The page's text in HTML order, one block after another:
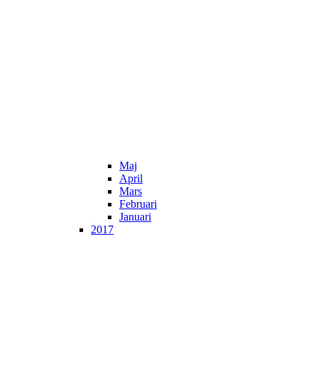
Maj
April
Mars
Februari
Januari
2017